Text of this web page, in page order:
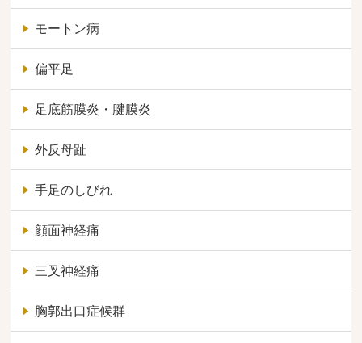
モートン病
偏平足
足底筋膜炎・腱膜炎
外反母趾
手足のしびれ
顔面神経痛
三叉神経痛
胸郭出口症候群